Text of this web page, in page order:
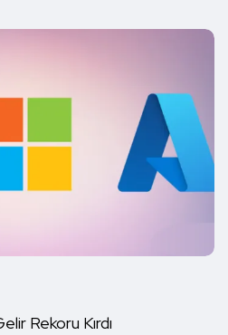
Rekoru Kırdı